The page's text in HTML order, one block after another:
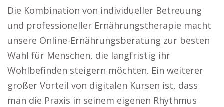
Die Kombination von individueller Betreuung
und professioneller Ernährungstherapie macht
unsere Online-Ernährungsberatung zur besten
Wahl für Menschen, die langfristig ihr
Wohlbefinden steigern möchten. Ein weiterer
großer Vorteil von digitalen Kursen ist, dass
man die Praxis in seinem eigenen Rhythmus